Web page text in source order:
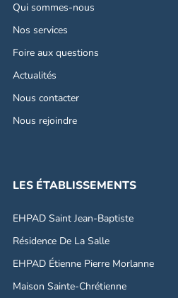
Qui sommes-nous
Nos services
Foire aux questions
Actualités
Nous contacter
Nous rejoindre
LES ÉTABLISSEMENTS
EHPAD Saint Jean-Baptiste
Résidence De La Salle
EHPAD Étienne Pierre Morlanne
Maison Sainte-Chrétienne